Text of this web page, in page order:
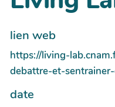
lien web
https://living-
debattre-et-
date